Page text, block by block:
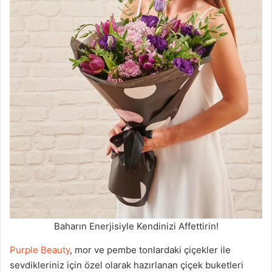
Baharın Enerjisiyle Kendinizi Affettirin!
Purple Beauty, mor ve pembe tonlardaki çiçekler ile
sevdikleriniz için özel olarak hazırlanan çiçek buketleri